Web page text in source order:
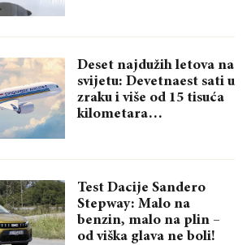
Deset najdužih letova na
svijetu: Devetnaest sati u
zraku i više od 15 tisuća
kilometara…
Test Dacije Sandero
Stepway: Malo na
benzin, malo na plin –
od viška glava ne boli!